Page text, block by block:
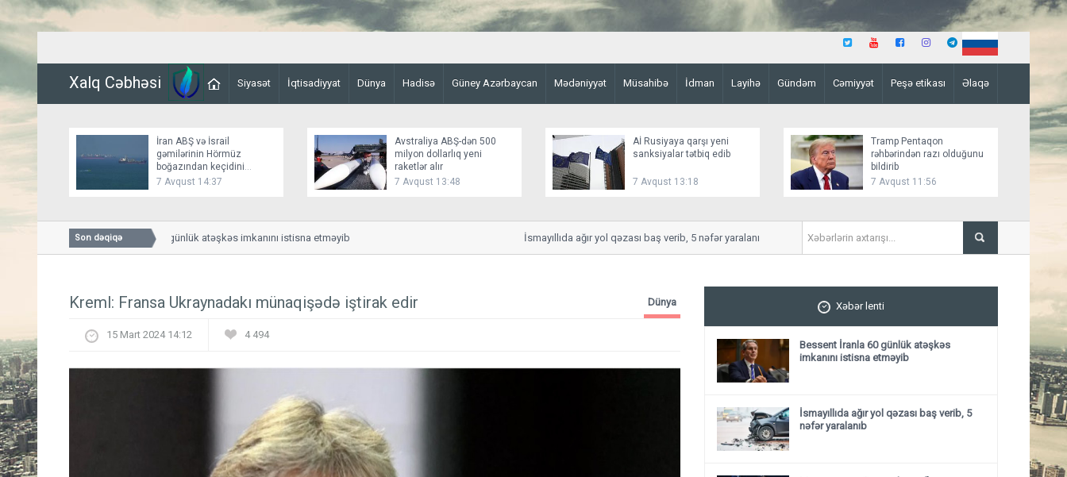
Xalq Cəbhəsi Siyasət İqtisadiyyat Dünya Hadisə Güney Azərbaycan Mədəniyyət Müsahibə İdman Layihə Gündəm Cəmiyyət Peşə etikası Əlaqə
İran ABŞ və İsrail
gəmilərinin Hörmüz
boğazından keçidini
bağlayır
7 Avqust 14:37
Avstraliya ABŞ-dən 500
milyon dollarlıq yeni
raketlər alır
7 Avqust 13:48
Aİ Rusiyaya qarşı yeni
sanksiyalar tətbiq edib
7 Avqust 13:18
Tramp Pentaqon
rəhbərindən razı olduğunu
bildirib
7 Avqust 11:56
Son dəqiqə
Bessent İranla 60 günlük atəşkəs imkanını istisna etməyib İsmayıllıda ağır yol qəzası baş verib, 5 nəfər yaralanıb
Mirziyoyev və Tramp
ediblər
Kreml: Fransa Ukraynadakı münaqişədə iştirak edir Dünya
15 Mart 2024 14:12 4 494
Xəbər lenti
Bessent İranla 60 günlük atəşkəs
imkanını istisna etməyib
İsmayıllıda ağır yol qəzası baş verib, 5
nəfər yaralanıb